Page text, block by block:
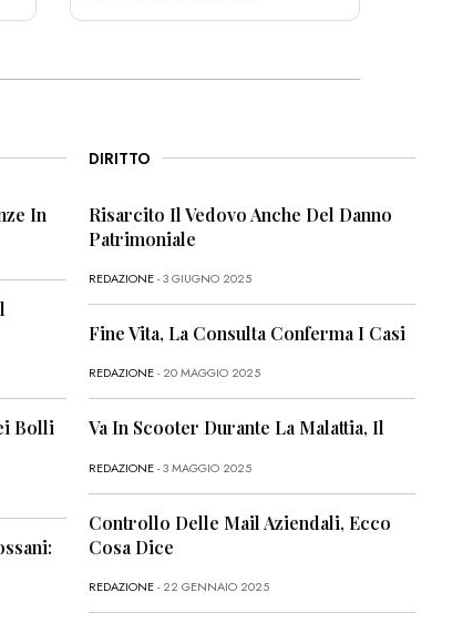
In
Bolli
DIRITTO
Risarcito Il Vedovo Anche Del Danno
Patrimoniale
REDAZIONE- 3 GIUGNO 2025
Fine Vita, La Consulta Conferma I Casi
REDAZIONE- 20 MAGGIO 2025
Va In Scooter Durante La Malattia, Il
REDAZIONE- 3 MAGGIO 2025
Controllo Delle Mail Aziendali, Ecco
Cosa Dice
REDAZIONE- 22 GENNAIO 2025